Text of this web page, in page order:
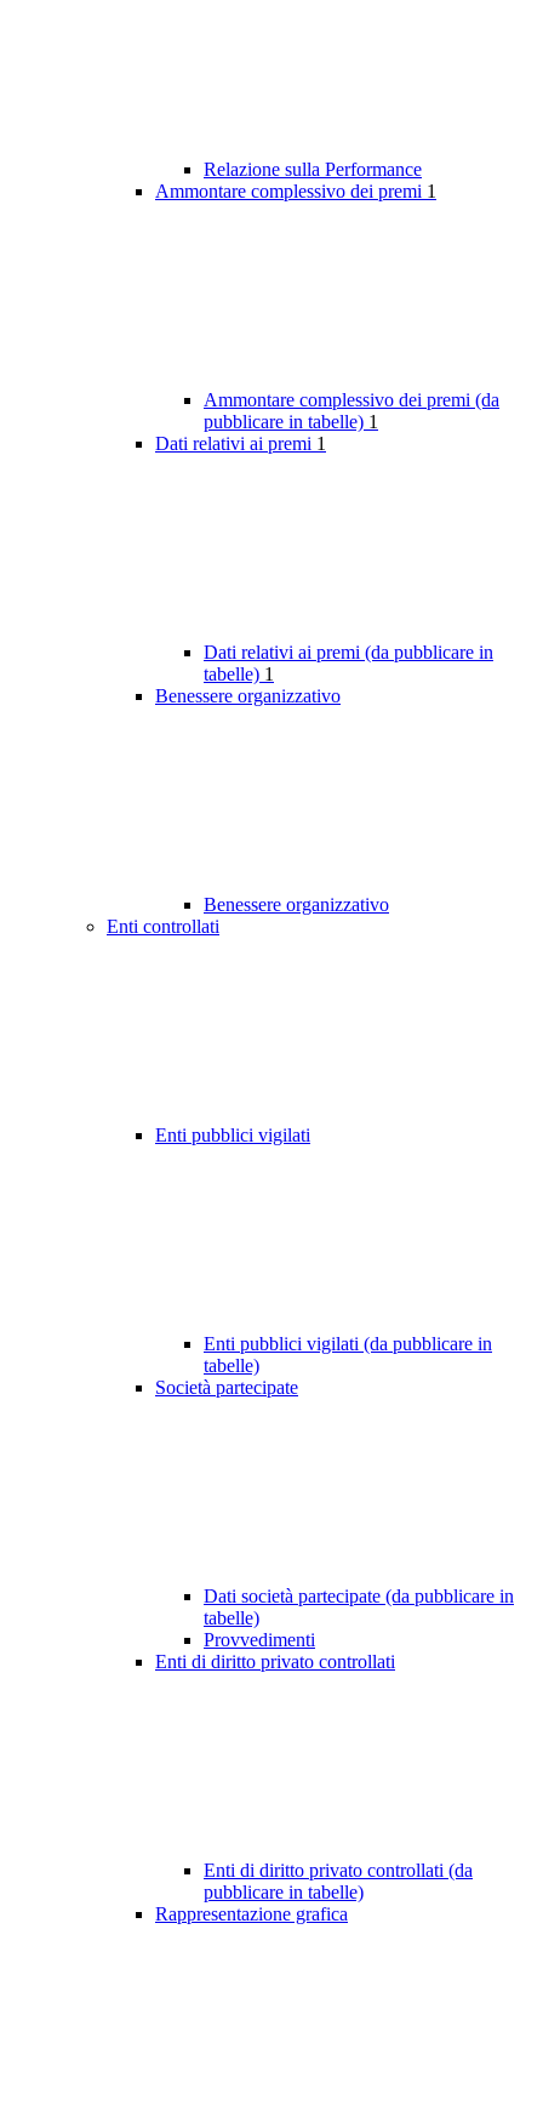
Relazione sulla Performance
Ammontare complessivo dei premi 1
Ammontare complessivo dei premi (da
pubblicare in tabelle) 1
Dati relativi ai premi 1
Dati relativi ai premi (da pubblicare in
tabelle) 1
Benessere organizzativo
Benessere organizzativo
Enti controllati
Enti pubblici vigilati
Enti pubblici vigilati (da pubblicare in
tabelle)
Società partecipate
Dati società partecipate (da pubblicare in
tabelle)
Provvedimenti
Enti di diritto privato controllati
Enti di diritto privato controllati (da
pubblicare in tabelle)
Rappresentazione grafica